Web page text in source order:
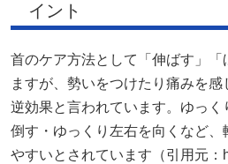
イント
首のケア方法として「伸ばす」
ますが、勢いをつけたり痛みを
逆効果と言われています。ゆっく
倒す・ゆっくり左右を向くなど
やすいとされています（引用元：